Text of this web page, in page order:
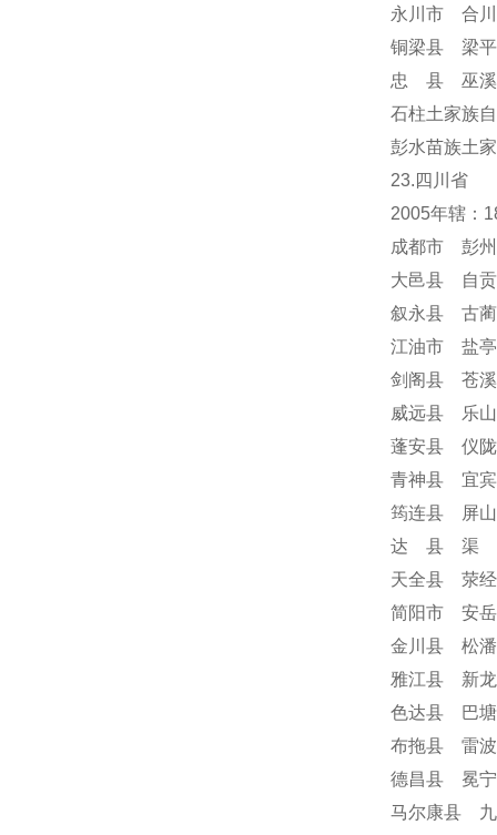
永川市 合
铜梁县 梁
忠 县 巫溪
石柱土家族
彭水苗族土
23.四川省
2005年辖：
成都市 彭
大邑县 自
叙永县 古
江油市 盐
剑阁县 苍
威远县 乐
蓬安县 仪
青神县 宜
筠连县 屏
达 县 渠
天全县 荥
简阳市 安
金川县 松
雅江县 新
色达县 巴
布拖县 雷
德昌县 冕
马尔康县